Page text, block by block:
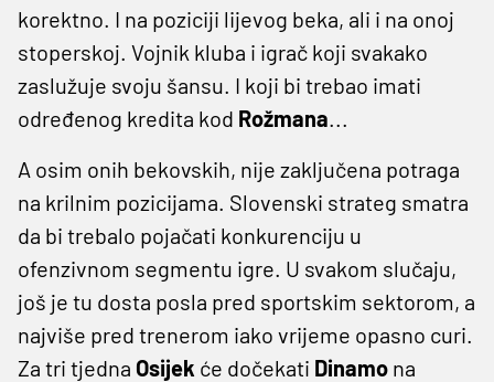
korektno. I na poziciji lijevog beka, ali i na onoj
stoperskoj. Vojnik kluba i igrač koji svakako
zaslužuje svoju šansu. I koji bi trebao imati
određenog kredita kod Rožmana...
A osim onih bekovskih, nije zaključena potraga
na krilnim pozicijama. Slovenski strateg smatra
da bi trebalo pojačati konkurenciju u
ofenzivnom segmentu igre. U svakom slučaju,
još je tu dosta posla pred sportskim sektorom, a
najviše pred trenerom iako vrijeme opasno curi.
Za tri tjedna Osijek će dočekati Dinamo na